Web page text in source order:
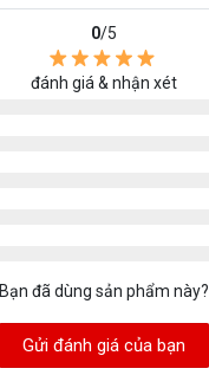
0/5
đánh giá & nhận xét
Bạn đã dùng sản phẩm này?
Gửi đánh giá của bạn